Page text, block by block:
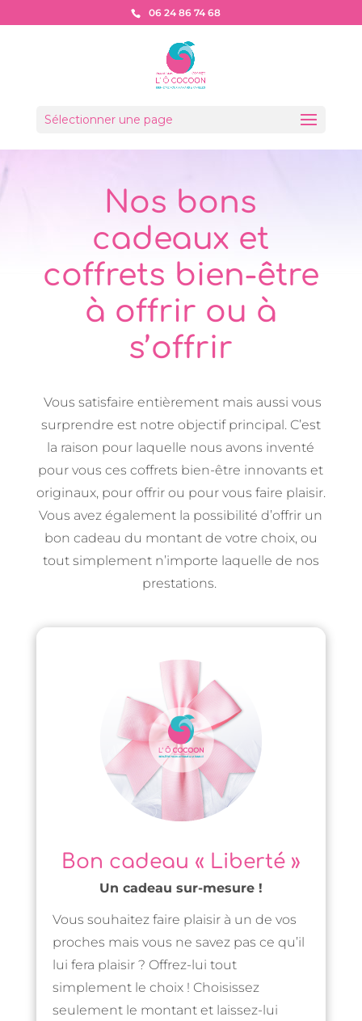
06 24 86 74 68
Sélectionner une page
Nos bons
cadeaux et
coffrets bien-être
à offrir ou à
s’offrir
Vous satisfaire entièrement mais aussi vous
surprendre est notre objectif principal. C’est
la raison pour laquelle nous avons inventé
pour vous ces coffrets bien-être innovants et
originaux, pour offrir ou pour vous faire plaisir.
Vous avez également la possibilité d’offrir un
bon cadeau du montant de votre choix, ou
tout simplement n’importe laquelle de nos
prestations.
Bon cadeau « Liberté »
Un cadeau sur-mesure !
Vous souhaitez faire plaisir à un de vos
proches mais vous ne savez pas ce qu’il
lui fera plaisir ? Offrez-lui tout
simplement le choix ! Choisissez
seulement le montant et laissez-lui